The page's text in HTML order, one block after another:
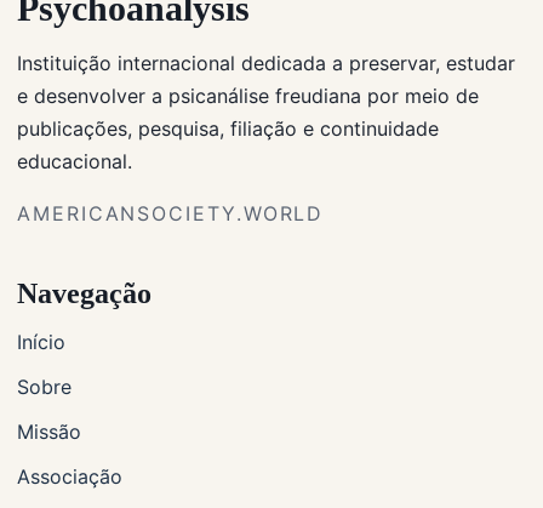
Psychoanalysis
Instituição internacional dedicada a preservar, estudar
e desenvolver a psicanálise freudiana por meio de
publicações, pesquisa, filiação e continuidade
educacional.
AMERICANSOCIETY.WORLD
Navegação
Início
Sobre
Missão
Associação